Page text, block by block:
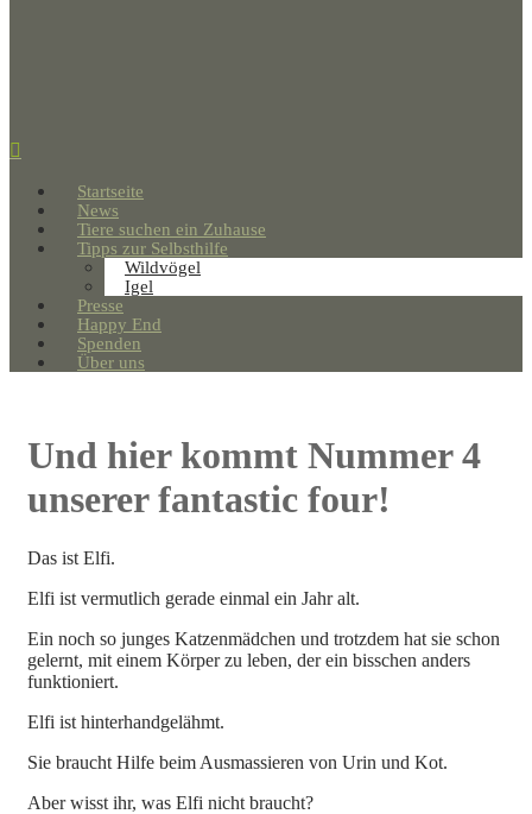
Startseite
News
Tiere suchen ein Zuhause
Tipps zur Selbsthilfe
Wildvögel
Igel
Presse
Happy End
Spenden
Über uns
Und hier kommt Nummer 4
unserer fantastic four!
Das ist Elfi.
Elfi ist vermutlich gerade einmal ein Jahr alt.
Ein noch so junges Katzenmädchen und trotzdem hat sie schon
gelernt, mit einem Körper zu leben, der ein bisschen anders
funktioniert.
Elfi ist hinterhandgelähmt.
Sie braucht Hilfe beim Ausmassieren von Urin und Kot.
Aber wisst ihr, was Elfi nicht braucht?